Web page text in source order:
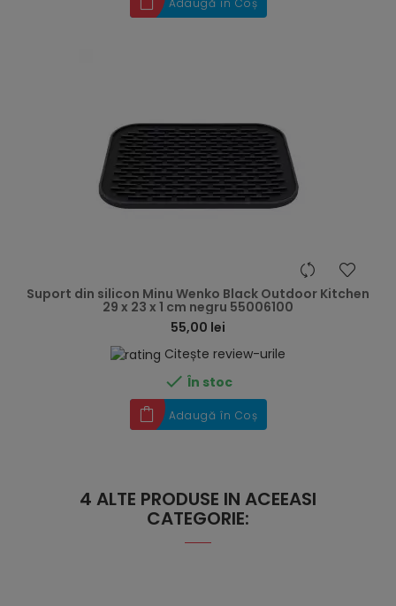
Adaugă în Coș
Suport din silicon Minu Wenko Black Outdoor Kitchen
29 x 23 x 1 cm negru 55006100
55,00 lei
Citește review-urile
 În stoc
Adaugă în Coș
4 ALTE PRODUSE IN ACEEASI
CATEGORIE: